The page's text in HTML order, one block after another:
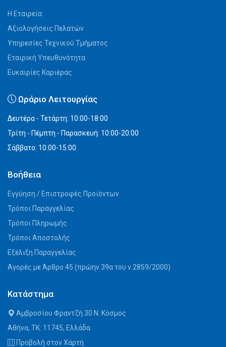
Η Εταιρεία
Αξιολογήσεις Πελατών
Υπηρεσίες Τεχνικού Τμήματος
Εταιρική Υπευθυνότητα
Ευκαιρίες Καριέρας
Ωράριο Λειτουργίας
Δευτέρα - Τετάρτη: 10:00-18:00
Τρίτη - Πέμπτη - Παρασκευή: 10:00-20:00
Σάββατο: 10:00-15:00
Βοήθεια
Εγγύηση / Επιστροφές Προϊόντων
Τρόποι Παραγγελίας
Τρόποι Πληρωμής
Τρόποι Αποστολής
Εξέλιξη Παραγγελίας
Αγορές με Άρθρο 45 (πρώην 39α του ν.2859/2000)
Κατάστημα
Αμβροσίου Φραντζή 30 Ν. Κόσμος
Αθήνα, ΤΚ: 11745, Ελλάδα
Προβολή στον Χάρτη